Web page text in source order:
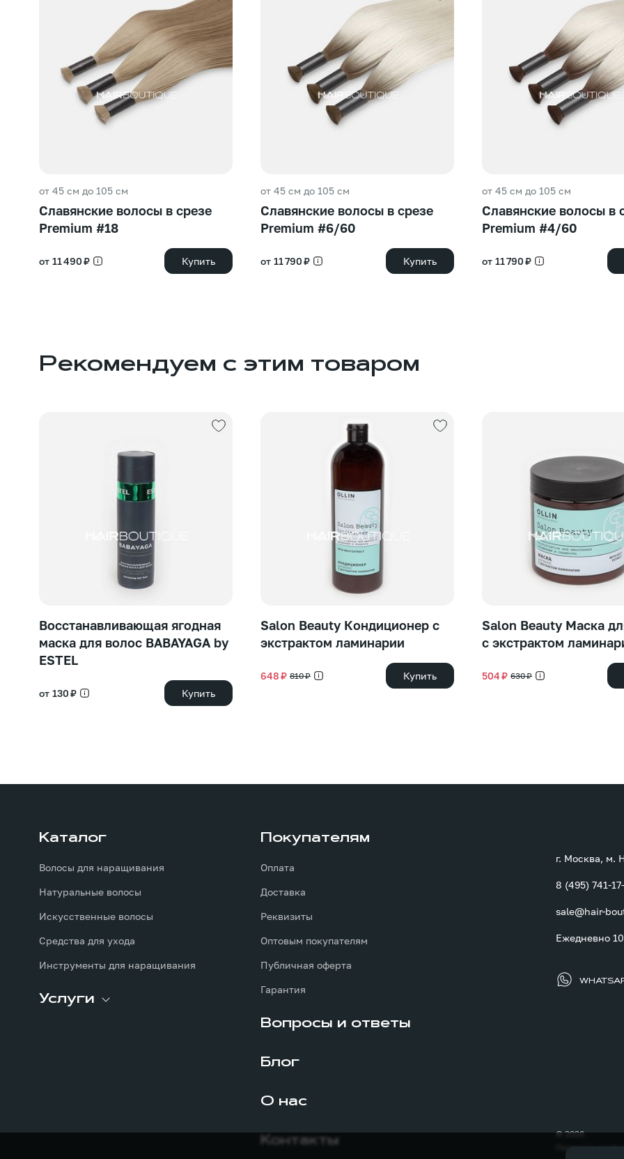
от 45 см до 105 см
Славянские волосы в срезе
Premium #18
от 11 490 ₽ Купить
от 45 см до 105 см
Славянские волосы в срезе
Premium #6/60
от 11 790 ₽ Купить
от 45 см до 105 см
Славянские волосы в
Premium #4/60
от 11 790 ₽
Рекомендуем с этим товаром
Восстанавливающая ягодная
маска для волос BABAYAGA by
ESTEL
от 130 ₽ Купить
Salon Beauty Кондиционер с
экстрактом ламинарии
648 ₽ 810 ₽ Купить
Salon Beauty Маска
с экстрактом
504 ₽ 630 ₽
Каталог
Волосы для наращивания
Натуральные волосы
Искусственные волосы
Средства для ухода
Инструменты для наращивания
Услуги
Покупателям
Оплата
Доставка
Реквизиты
Оптовым покупателям
Публичная оферта
Гарантия
Вопросы и ответы
Блог
О нас
Контакты
г. Москва, м.
8 (495) 741-
sale@hair-
Ежедневно
© 2026
Политика